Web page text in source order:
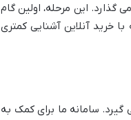
گذارد. این مرحله، اولین گام
خرید آنلاین آشنایی کمتری
سامانه ما برای کمک به